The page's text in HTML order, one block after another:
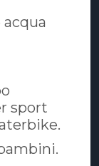
sport